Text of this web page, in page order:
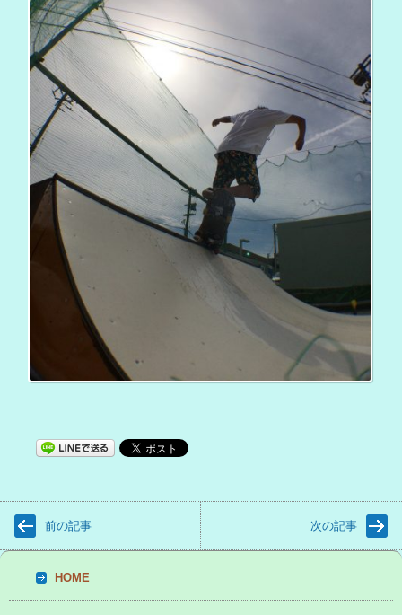
前の記事 次の記事
HOME